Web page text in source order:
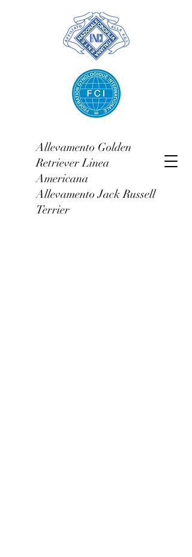
Allevamento Golden
Retriever Linea
Americana
Allevamento Jack Russell
Terrier